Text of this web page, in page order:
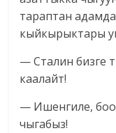
тараптан
кыйкырыктары
— Сталин бизге
каалайт!
— Ишенгиле,
чыгабыз!